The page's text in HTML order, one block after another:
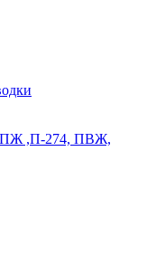
,П-274, ПВЖ,